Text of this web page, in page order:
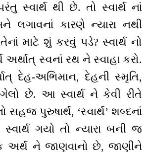
સ્વાર્થ થી છે. તો સ્વાર્થ નાં
લગાવનાં કારણે ન્યારા નથી
માટે શું કરવું પડે? સ્વાર્થ નો
અર્થાત્ સ્વનાં રથ ને સ્વાહા કરો.
દેહ-અભિમાન, દેહની સ્મૃતિ,
છે. આ સ્વાર્થ ને કેવી રીતે
પુરુષાર્થ, ‘સ્વાર્થ’ શબ્દનાં
ગયો તો ન્યારા બની જ
ને જાણવાનો છે, જાણીને